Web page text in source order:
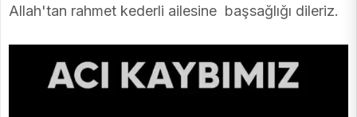
Allah'tan rahmet kederli ailesine başsağlığı dileriz.